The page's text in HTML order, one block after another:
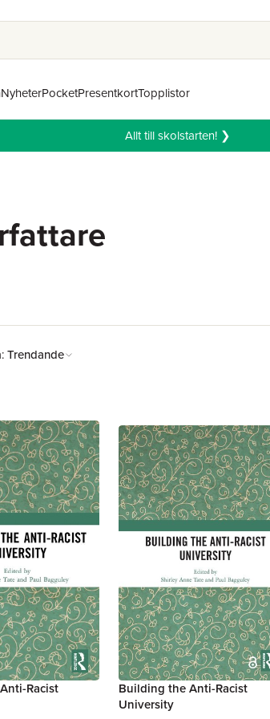
NyheterPocketPresentkortTopplistor
Allt till skolstarten! ❯
Trendande
Racist
Building the Anti-Racist
University